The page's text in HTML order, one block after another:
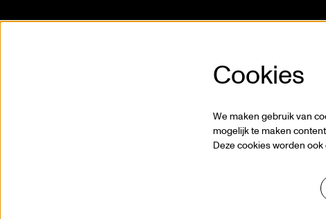
Vacatures
Pers
Privacy &
Cookies
We maken gebruik van
mogelijk te maken
Deze cookies worden